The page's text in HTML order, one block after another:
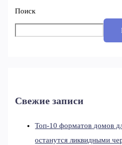
Поиск
Свежие записи
Топ-10 форматов домов
останутся ликвидными